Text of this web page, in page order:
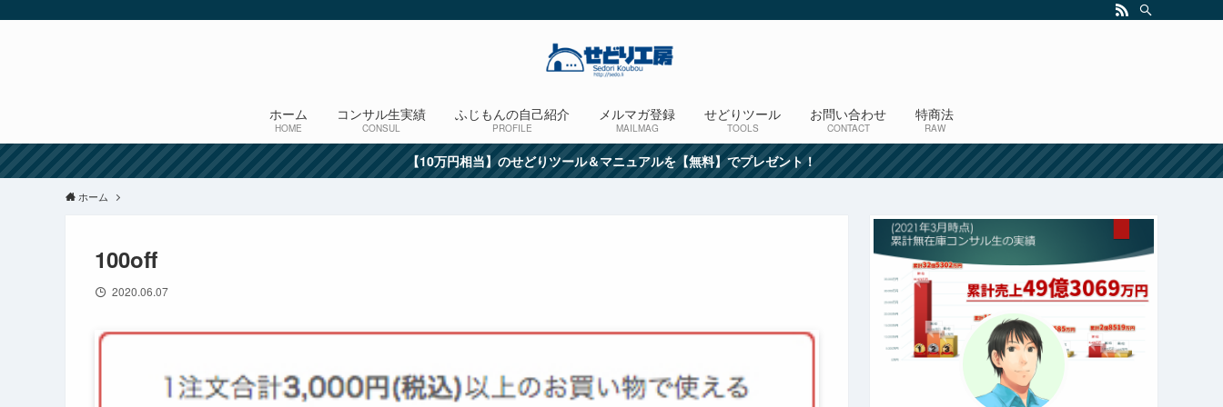
ホーム
HOME
コンサル生実績
CONSUL
ふじもんの自己紹介
PROFILE
メルマガ登録
MAILMAG
せどりツール
TOOLS
お問い合わせ
CONTACT
特商法
RAW
【10万円相当】のせどりツール＆マニュアルを【無料】でプレゼント！
ホーム
100off
2020.06.07